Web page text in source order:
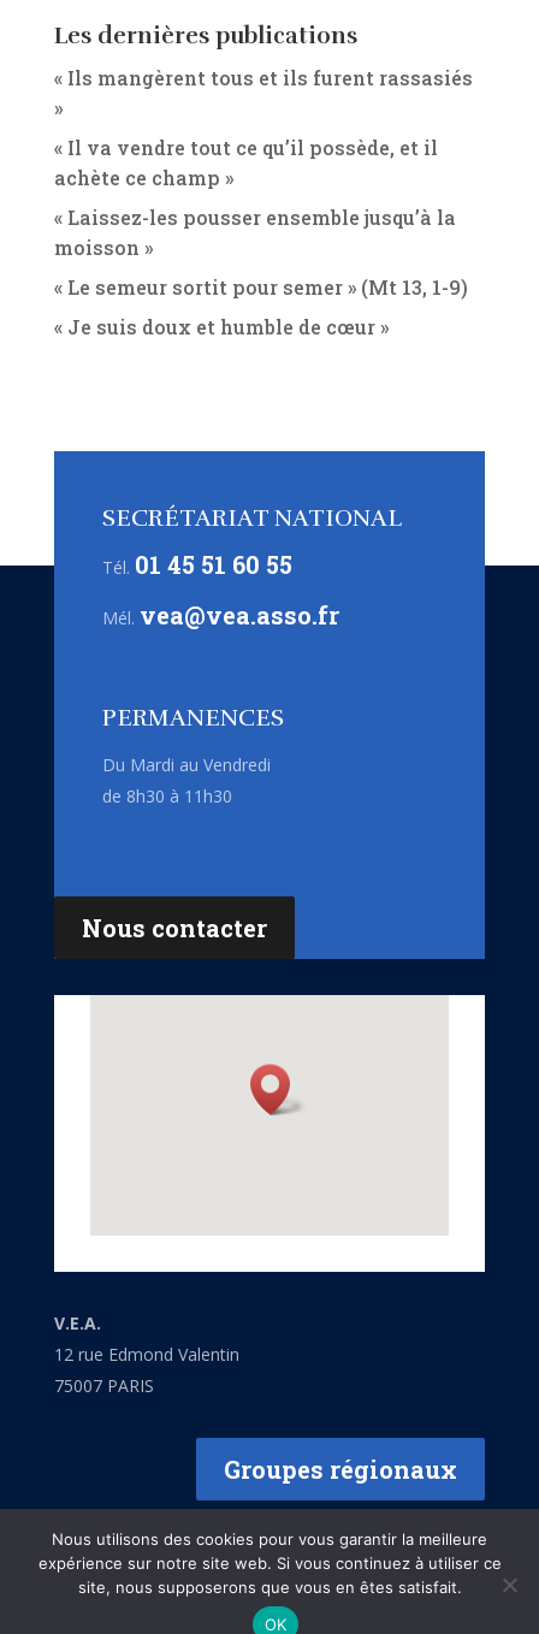
Les dernières publications
« Ils mangèrent tous et ils furent rassasiés
»
« Il va vendre tout ce qu’il possède, et il
achète ce champ »
« Laissez-les pousser ensemble jusqu’à la
moisson »
« Le semeur sortit pour semer » (Mt 13, 1-9)
« Je suis doux et humble de cœur »
SECRÉTARIAT NATIONAL
Tél. 01 45 51 60 55
Mél. vea@vea.asso.fr
PERMANENCES
Du Mardi au Vendredi
de 8h30 à 11h30
Nous contacter
V.E.A.
12 rue Edmond Valentin
75007 PARIS
Groupes régionaux
Mentions légales
Nous utilisons des cookies pour vous garantir la meilleure
expérience sur notre site web. Si vous continuez à utiliser ce
site, nous supposerons que vous en êtes satisfait.
OK